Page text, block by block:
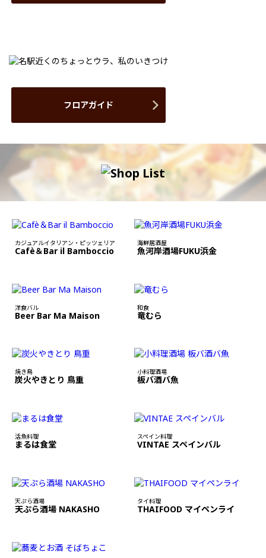
フロアガイド
カジュアルイタリアン・ピッツェリア
Cafè＆Bar il Bamboccio
海鮮居酒屋
魚河岸酒場FUKU浜金
洋食バル
Beer Bar Ma Maison
和食
竜むら
焼き鳥
炭火やきとり 鳥重
小料理酒場
板バ酒バ魚
活魚料理
まるは食堂
スペイン料理
VINTAE スペインバル
天ぷら酒場
天ぷら酒場 NAKASHO
タイ料理
THAIFOOD マイペンライ